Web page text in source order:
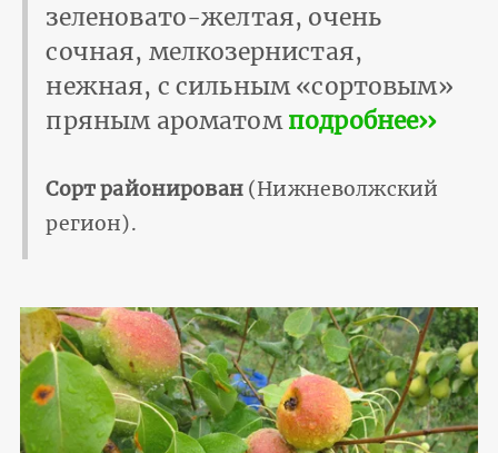
зеленовато-желтая, очень
сочная, мелкозернистая,
нежная, с сильным «сортовым»
пряным ароматомподробнее››
Сорт районирован(Нижневолжский
регион).